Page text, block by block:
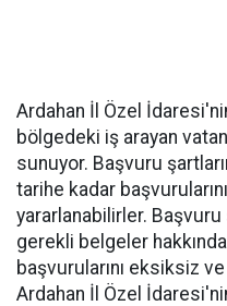
Ardahan İl Özel
bölgedeki iş arayan
sunuyor. Başvuru
tarihe kadar
yararlanabilirler.
gerekli belgeler
başvurularını eksiksiz
Ardahan İl Özel